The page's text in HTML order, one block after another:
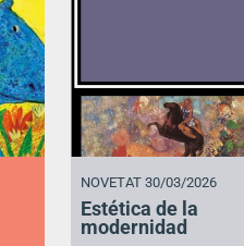
NOVETAT 30/03/2026
Estética de la
modernidad